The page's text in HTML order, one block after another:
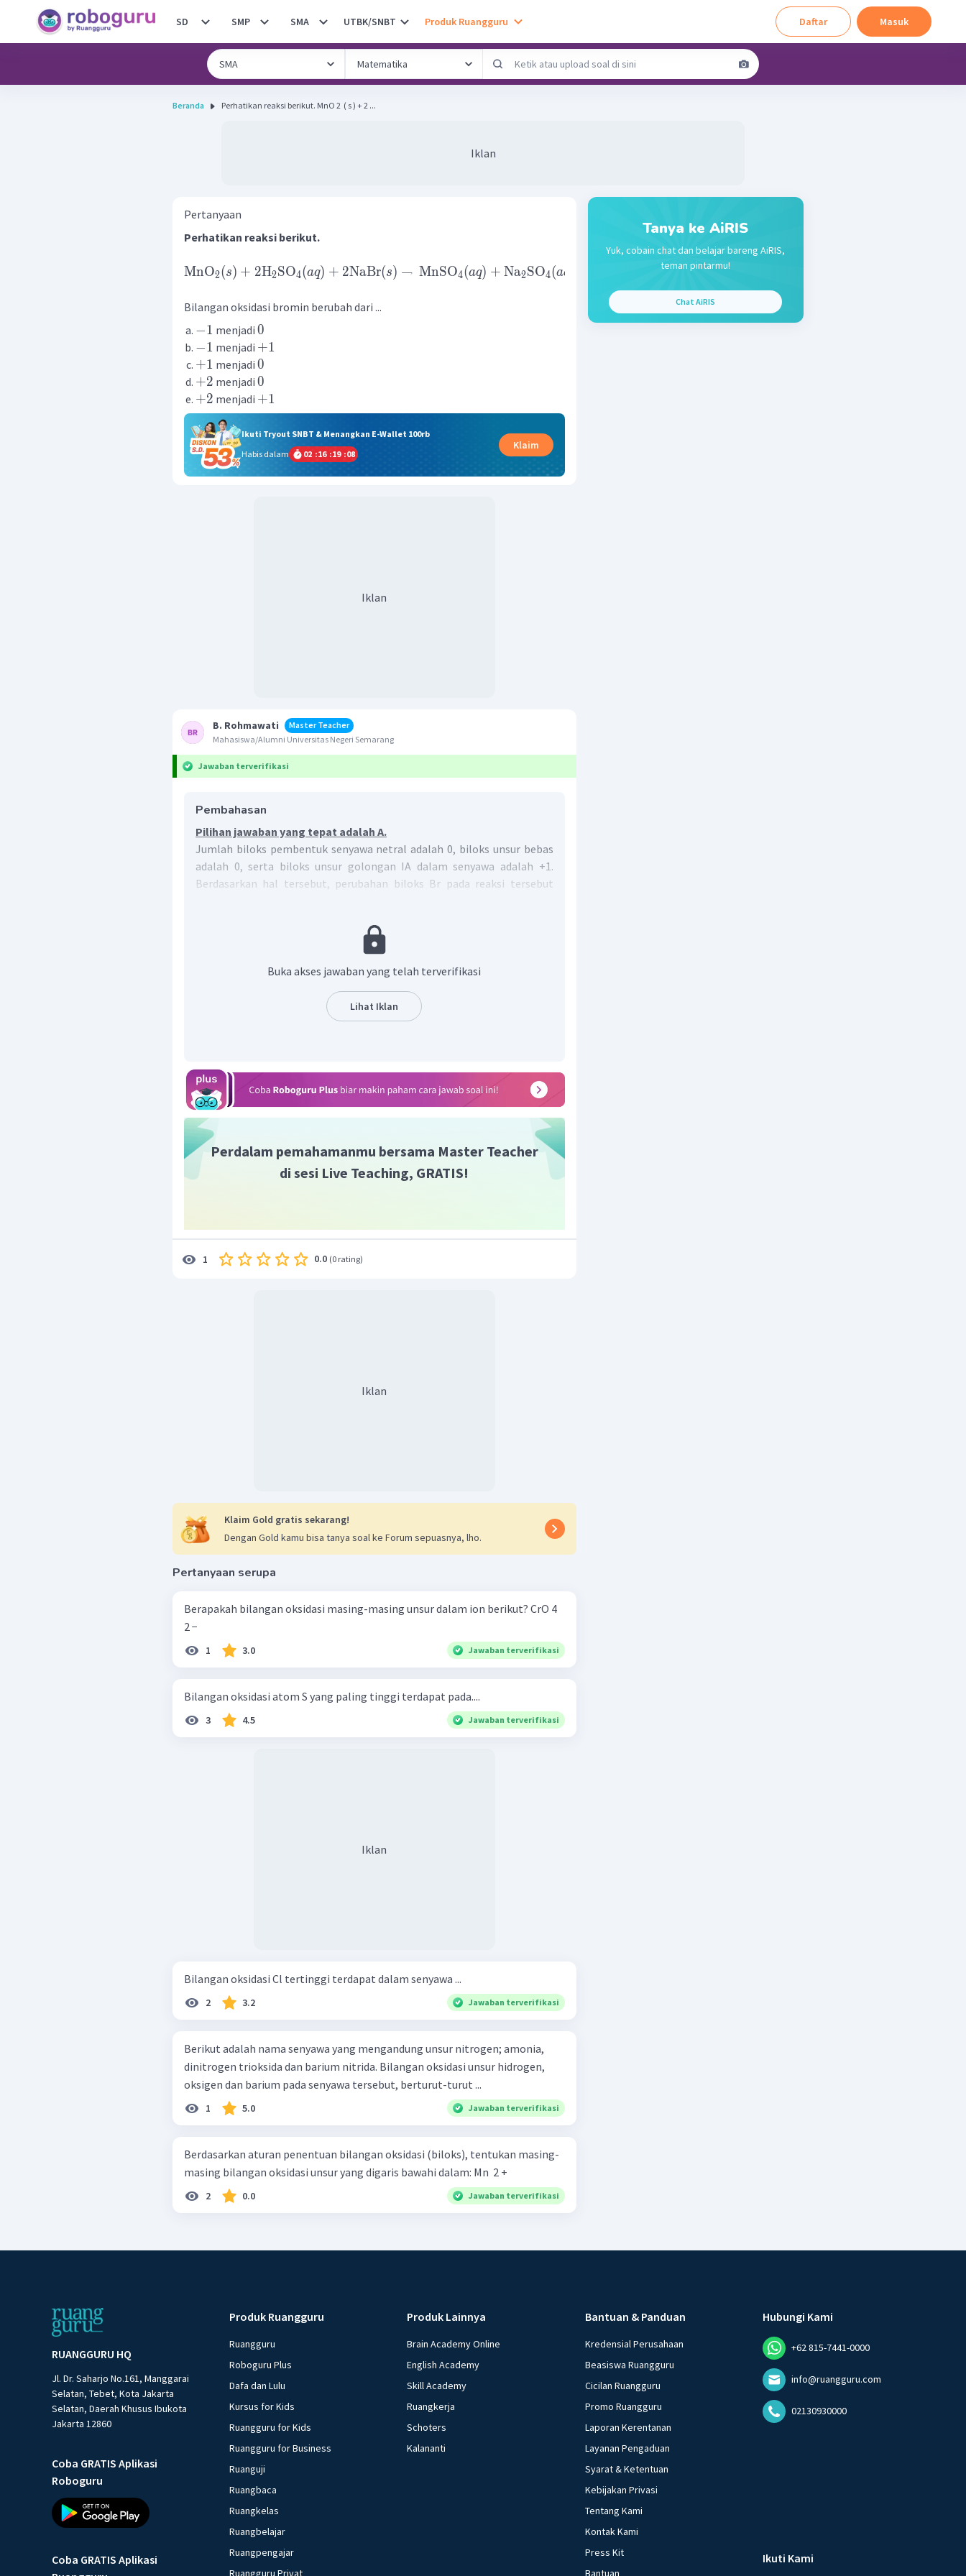
SD SMP SMA UTBK/SNBT Produk Ruangguru Daftar Masuk
Beranda Perhatikan reaksi berikut. MnO 2 ​ ( s ) + 2 ...
Iklan
Pertanyaan
Perhatikan reaksi berikut.
MnO2(s) + 2H2SO4(aq) + 2NaBr(s) → MnSO4(aq) + Na2SO4(aq H O(l )
Bilangan oksidasi bromin berubah dari ...
−1 menjadi 0
−1 menjadi +1
+1 menjadi 0
+2 menjadi 0
+2 menjadi +1
Ikuti Tryout SNBT & Menangkan E-Wallet 100rb
Habis dalam
02 :16 :19 :07
Klaim
Iklan
B. Rohmawati
Master Teacher
Mahasiswa/Alumni Universitas Negeri Semarang
Jawaban terverifikasi
Pembahasan
Pilihan jawaban yang tepat adalah A.
Jumlah biloks pembentuk senyawa netral adalah 0, biloks unsur bebas
adalah 0, serta biloks unsur golongan IA dalam senyawa adalah +1.
Berdasarkan hal tersebut, perubahan biloks Br pada reaksi tersebut
Na+ BO
Br
=
0
Jadi, biloks unsur bromin berubah dari -1 menjadi 0.
Buka akses jawaban yang telah terverifikasi
Lihat Iklan
Perdalam pemahamanmu bersama Master Teacher
di sesi Live Teaching, GRATIS!
1 0.0 (0 rating)
Iklan
Klaim Gold gratis sekarang!
Dengan Gold kamu bisa tanya soal ke Forum sepuasnya, lho.
Pertanyaan serupa
Berapakah bilangan oksidasi masing-masing unsur dalam ion berikut? CrO 4
2 − ​
1 3.0 Jawaban terverifikasi
Bilangan oksidasi atom S yang paling tinggi terdapat pada....
3 4.5 Jawaban terverifikasi
Iklan
Bilangan oksidasi Cl tertinggi terdapat dalam senyawa ...
2 3.2 Jawaban terverifikasi
Berikut adalah nama senyawa yang mengandung unsur nitrogen; amonia,
dinitrogen trioksida dan barium nitrida. Bilangan oksidasi unsur hidrogen,
oksigen dan barium pada senyawa tersebut, berturut-turut ...
1 5.0 Jawaban terverifikasi
Berdasarkan aturan penentuan bilangan oksidasi (biloks), tentukan masing-
masing bilangan oksidasi unsur yang digaris bawahi dalam: Mn ​ 2 +
2 0.0 Jawaban terverifikasi
Tanya ke AiRIS
Yuk, cobain chat dan belajar bareng AiRIS,
teman pintarmu!
Chat AiRIS
RUANGGURU HQ
Jl. Dr. Saharjo No.161, Manggarai
Selatan, Tebet, Kota Jakarta
Selatan, Daerah Khusus Ibukota
Jakarta 12860
Coba GRATIS Aplikasi
Roboguru
Coba GRATIS Aplikasi
Produk Ruangguru
Ruangguru
Roboguru Plus
Dafa dan Lulu
Kursus for Kids
Ruangguru for Kids
Ruangguru for Business
Ruanguji
Ruangbaca
Ruangkelas
Ruangbelajar
Ruangpengajar
Ruangguru Privat
Produk Lainnya
Brain Academy Online
English Academy
Skill Academy
Ruangkerja
Schoters
Kalananti
Bantuan & Panduan
Kredensial Perusahaan
Beasiswa Ruangguru
Cicilan Ruangguru
Promo Ruangguru
Laporan Kerentanan
Layanan Pengaduan
Syarat & Ketentuan
Kebijakan Privasi
Tentang Kami
Kontak Kami
Press Kit
Bantuan
Hubungi Kami
+62 815-7441-0000
info@ruangguru.com
02130930000
Ikuti Kami